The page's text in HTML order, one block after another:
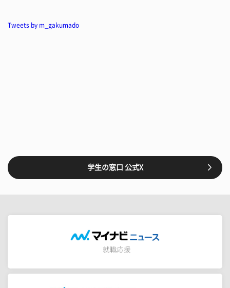
Tweets by m_gakumado
学生の窓口 公式X